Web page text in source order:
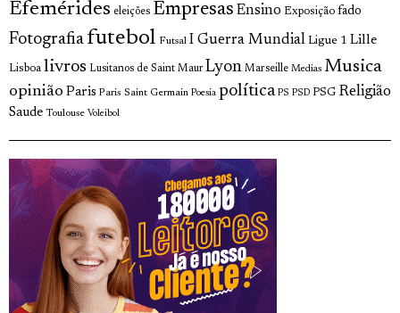
Efemérides eleições Empresas Ensino Exposição fado
Fotografia futebol Futsal I Guerra Mundial Ligue 1 Lille
Lisboa livros Lusitanos de Saint Maur Lyon Marseille Medias Musica
opinião Paris Paris Saint Germain Poesia política PS PSD PSG Religião
Saude Toulouse Voleibol